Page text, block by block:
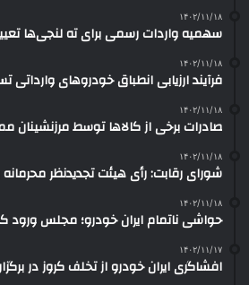
۱۴۰۲/۱۱/۱۸
سهمیه واردات رسمی برای ته لنجی‌ها
۱۴۰۲/۱۱/۱۸
فرآیند ارزیابی انطباق خودروهای
۱۴۰۲/۱۱/۱۸
صادرات برخی از کالاها توسط
۱۴۰۲/۱۱/۱۸
شورای رقابت: رأی هیئت تجدیدنظر
۱۴۰۲/۱۱/۱۸
حواشی ناتمام ایران خودرو؛ مجلس ورود
۱۴۰۲/۱۱/۱۷
افشاگری ایران خودرو از تخلف کروز در